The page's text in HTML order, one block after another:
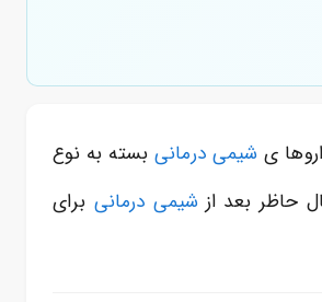
ی شیمی درمانی بسته به نوع
حاظر بعد از شیمی درمانی برای